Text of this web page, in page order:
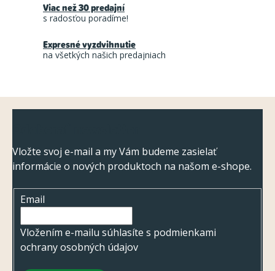
p
r
k
y
ý
p
i
Viac než 30 predajní
s radosťou poradíme!
Expresné vyzdvihnutie
na všetkých našich predajniach
Vložte svoj e-mail a my Vám budeme zasielať
informácie o nových produktoch na našom e-shope.
Email
Vložením e-mailu súhlasíte s podmienkami
ochrany osobných údajov